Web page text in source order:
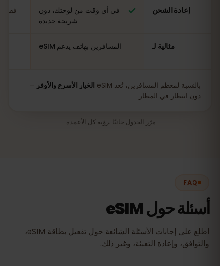
إعادة الشحن
في أي وقت من لوحتك، دون
شريحة جديدة
فقط
مثالية لـ المسافرين بهاتف يدعم eSIM
بالنسبة لمعظم المسافرين، تُعد eSIM الخيار الأسرع والأوفر –
دون انتظار في المطار.
مرّر الجدول جانبًا لرؤية كل الأعمدة.
FAQ
أسئلة حول eSIM
اطلع على إجابات الأسئلة الشائعة حول تفعيل بطاقة eSIM،
والتوافق، وإعادة التعبئة، وغير ذلك.